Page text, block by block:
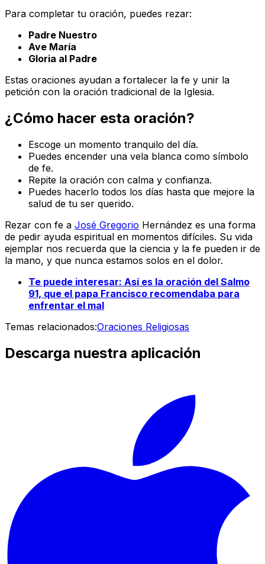
Para completar tu oración, puedes rezar:
Padre Nuestro
Ave María
Gloria al Padre
Estas oraciones ayudan a fortalecer la fe y unir la
petición con la oración tradicional de la Iglesia.
¿Cómo hacer esta oración?
Escoge un momento tranquilo del día.
Puedes encender una vela blanca como símbolo
de fe.
Repite la oración con calma y confianza.
Puedes hacerlo todos los días hasta que mejore la
salud de tu ser querido.
Rezar con fe a José Gregorio Hernández es una forma
de pedir ayuda espiritual en momentos difíciles. Su vida
ejemplar nos recuerda que la ciencia y la fe pueden ir de
la mano, y que nunca estamos solos en el dolor.
Te puede interesar: Así es la oración del Salmo
91, que el papa Francisco recomendaba para
enfrentar el mal
Temas relacionados:Oraciones Religiosas
Descarga nuestra aplicación